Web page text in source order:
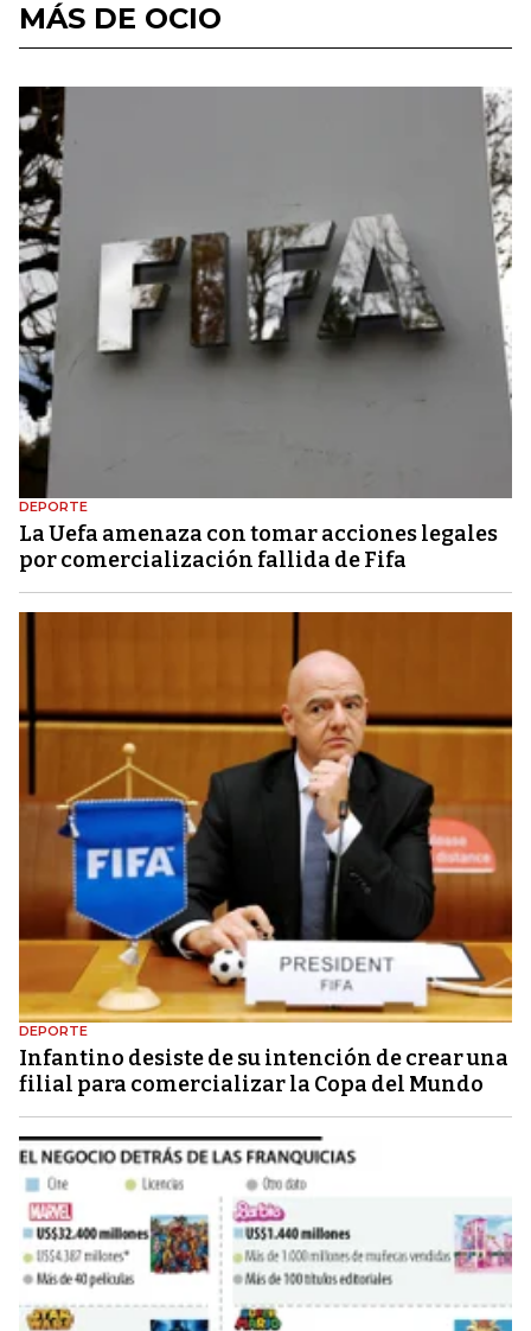
MÁS DE OCIO
DEPORTE
La Uefa amenaza con tomar acciones legales
por comercialización fallida de Fifa
DEPORTE
Infantino desiste de su intención de crear una
filial para comercializar la Copa del Mundo